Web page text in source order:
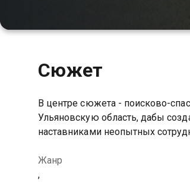
Сюжет
В центре сюжета - поисково-
Ульяновскую область, дабы
наставниками неопытных
Жанр
,